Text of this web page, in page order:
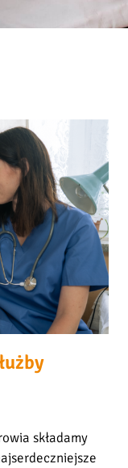
składamy